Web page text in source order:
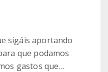
sigáis aportando
que podamos
gastos que